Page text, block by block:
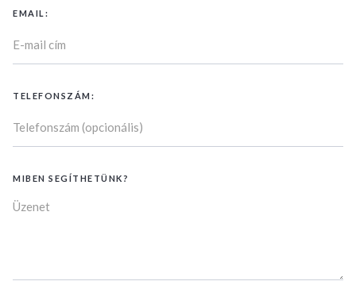
EMAIL:
TELEFONSZÁM:
MIBEN SEGÍTHETÜNK?